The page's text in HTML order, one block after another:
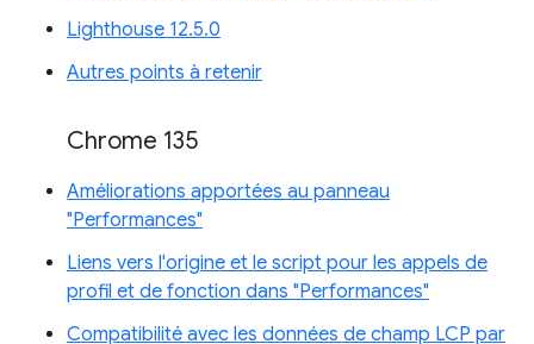
Lighthouse 12.5.0
Autres points à retenir
Chrome 135
Améliorations apportées au panneau
"Performances"
Liens vers l'origine et le script pour les appels de
profil et de fonction dans "Performances"
Compatibilité avec les données de champ LCP par